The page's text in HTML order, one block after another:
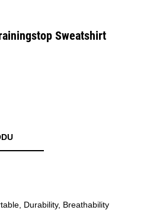
Sweatshirt
Durability, Breathability